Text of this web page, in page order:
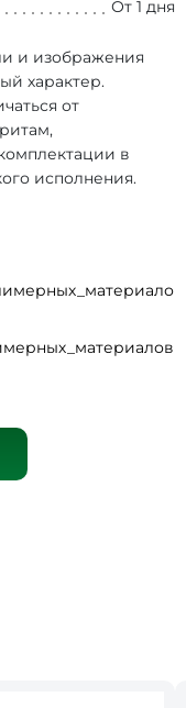
От 1 дня
и изображения
характер.
от
в
исполнения.